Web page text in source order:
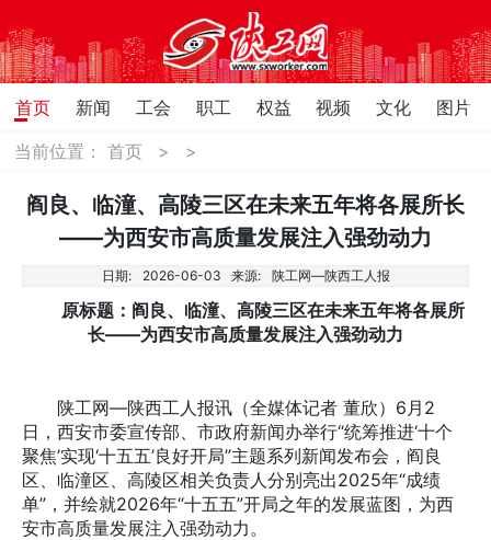
首页 新闻 工会 职工 权益 视频 文化
图片
当前位置：首页 > >
阎良、临潼、高陵三区在未来五年将各展所长
——为西安市高质量发展注入强劲动力
日期: 2026-06-03 来源: 陕工网—陕西工人报
原标题：阎良、临潼、高陵三区在未来五年将各展所
长——为西安市高质量发展注入强劲动力
陕工网—陕西工人报讯（全媒体记者 董欣）6月2
日，西安市委宣传部、市政府新闻办举行“统筹推进‘十个
聚焦’实现‘十五五’良好开局”主题系列新闻发布会，阎良
区、临潼区、高陵区相关负责人分别亮出2025年“成绩
单”，并绘就2026年“十五五”开局之年的发展蓝图，为西
安市高质量发展注入强劲动力。